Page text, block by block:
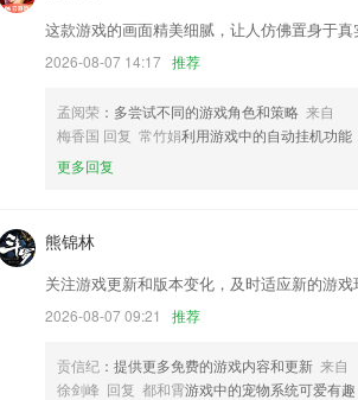
优化；
性能优化，尽享优质内容和畅快体验。
以上就是国际版的游戏有哪些的介绍，如果您喜欢
这款游戏的画面精美细腻，让人仿佛置身于真
2026-08-07 14:17 推荐
孟阅荣 ：多尝试不同的游戏角色和策略 来自
梅香国 回复 常竹娟利用游戏中的自动挂机功能
更多回复
熊锦林
关注游戏更新和版本变化，及时适应新的游戏
2026-08-07 09:21 推荐
贡信纪 ：提供更多免费的游戏内容和更新 来自
徐剑峰 回复 都和霄游戏中的宠物系统可爱有